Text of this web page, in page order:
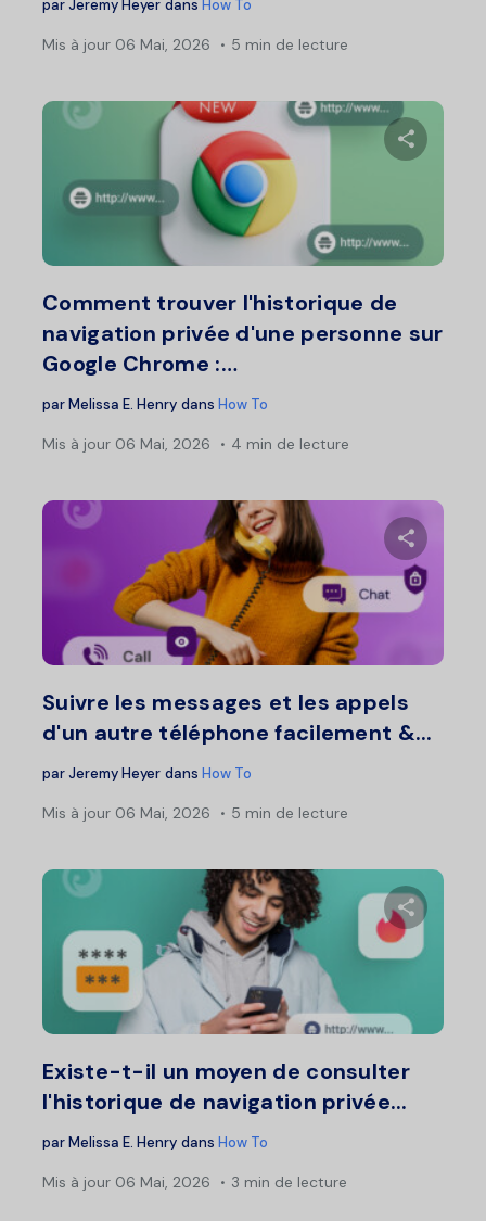
parJeremy Heyer dans How To
Mis à jour 06 Mai, 2026 5 min de lecture
Comment trouver l'historique de
navigation privée d'une personne sur
Google Chrome :…
parMelissa E. Henry dans How To
Mis à jour 06 Mai, 2026 4 min de lecture
Suivre les messages et les appels
d'un autre téléphone facilement &...
parJeremy Heyer dans How To
Mis à jour 06 Mai, 2026 5 min de lecture
Existe-t-il un moyen de consulter
l'historique de navigation privée...
parMelissa E. Henry dans How To
Mis à jour 06 Mai, 2026 3 min de lecture